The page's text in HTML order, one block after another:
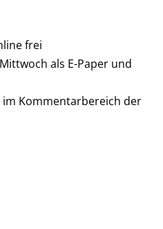
frei
als E-Paper und
Kommentarbereich der